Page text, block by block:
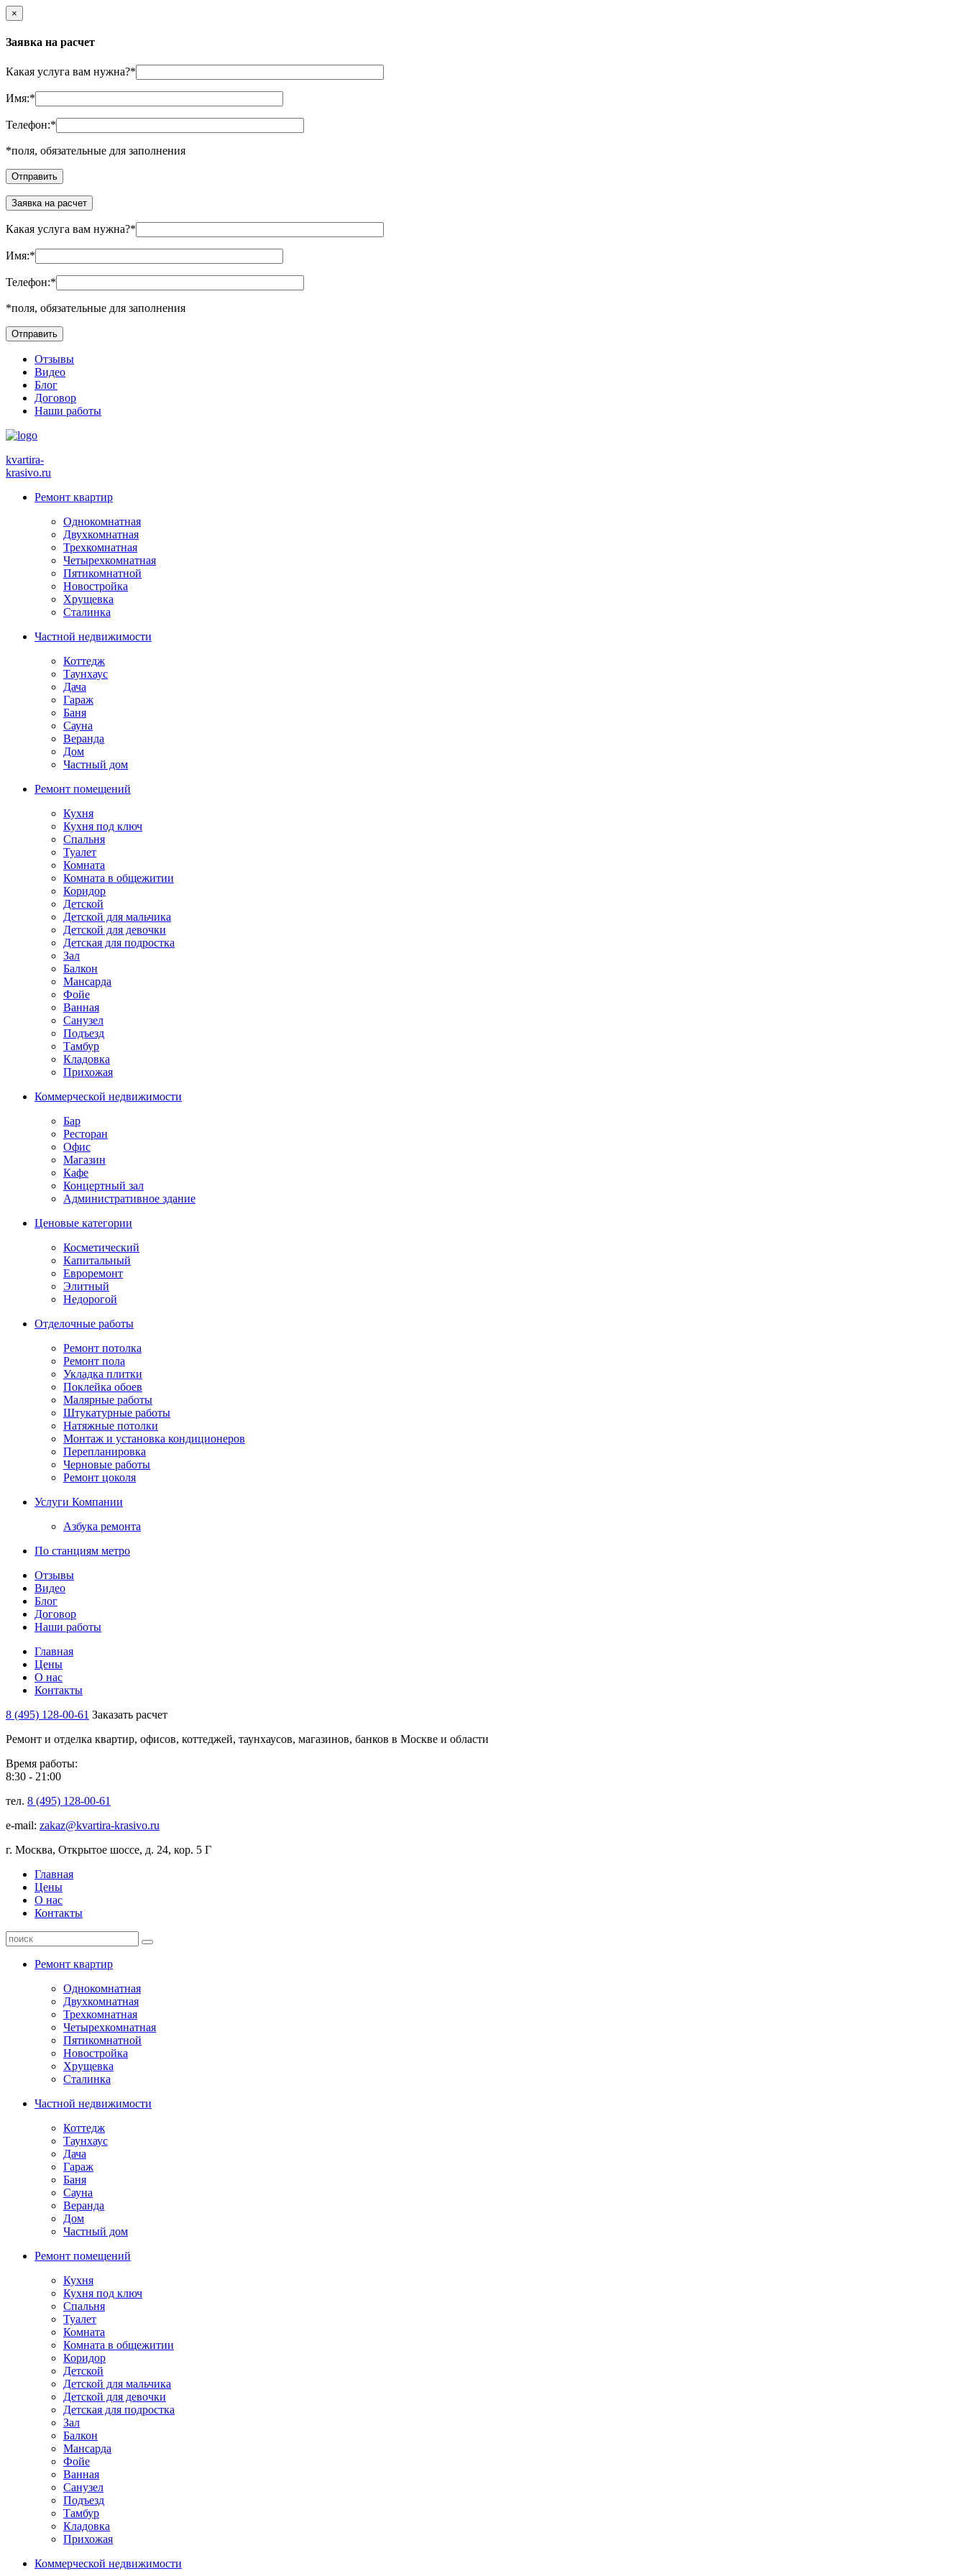
×
Заявка на расчет
Какая услуга вам нужна?*
Имя:*
Телефон:*
*поля, обязательные для заполнения
Заявка на расчет
Какая услуга вам нужна?*
Имя:*
Телефон:*
*поля, обязательные для заполнения
Отзывы
Видео
Блог
Договор
Наши работы
kvartira-
krasivo.ru
Ремонт квартир
Однокомнатная
Двухкомнатная
Трехкомнатная
Четырехкомнатная
Пятикомнатной
Новостройка
Хрущевка
Сталинка
Частной недвижимости
Коттедж
Таунхаус
Дача
Гараж
Баня
Сауна
Веранда
Дом
Частный дом
Ремонт помещений
Кухня
Кухня под ключ
Спальня
Туалет
Комната
Комната в общежитии
Коридор
Детской
Детской для мальчика
Детской для девочки
Детская для подростка
Зал
Балкон
Мансарда
Фойе
Ванная
Санузел
Подъезд
Тамбур
Кладовка
Прихожая
Коммерческой недвижимости
Бар
Ресторан
Офис
Магазин
Кафе
Концертный зал
Административное здание
Ценовые категории
Косметический
Капитальный
Евроремонт
Элитный
Недорогой
Отделочные работы
Ремонт потолка
Ремонт пола
Укладка плитки
Поклейка обоев
Малярные работы
Штукатурные работы
Натяжные потолки
Монтаж и установка кондиционеров
Перепланировка
Черновые работы
Ремонт цоколя
Услуги Компании
Азбука ремонта
По станциям метро
Отзывы
Видео
Блог
Договор
Наши работы
Главная
Цены
О нас
Контакты
8 (495) 128-00-61 Заказать расчет
Ремонт и отделка квартир, офисов, коттеджей, таунхаусов, магазинов, банков в Москве и области
Время работы:
8:30 - 21:00
тел. 8 (495) 128-00-61
e-mail: zakaz@kvartira-krasivo.ru
г. Москва, Открытое шоссе, д. 24, кор. 5 Г
Главная
Цены
О нас
Контакты
Ремонт квартир
Однокомнатная
Двухкомнатная
Трехкомнатная
Четырехкомнатная
Пятикомнатной
Новостройка
Хрущевка
Сталинка
Частной недвижимости
Коттедж
Таунхаус
Дача
Гараж
Баня
Сауна
Веранда
Дом
Частный дом
Ремонт помещений
Кухня
Кухня под ключ
Спальня
Туалет
Комната
Комната в общежитии
Коридор
Детской
Детской для мальчика
Детской для девочки
Детская для подростка
Зал
Балкон
Мансарда
Фойе
Ванная
Санузел
Подъезд
Тамбур
Кладовка
Прихожая
Коммерческой недвижимости